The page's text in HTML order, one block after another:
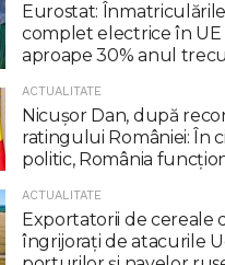
Eurostat:
complet electrice în
aproape 30% anul
ACTUALITATE
Nicuşor Dan, după
ratingului României: În
politic, România
ACTUALITATE
Exportatorii de cereale
îngrijorați de atacurile